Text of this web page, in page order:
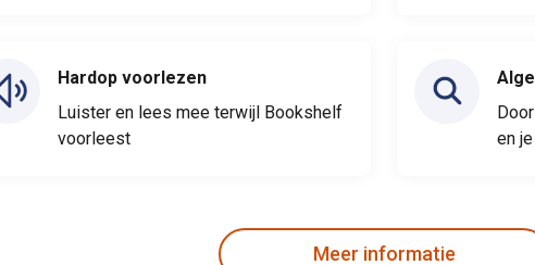
Hardop voorlezen
Luister en lees mee terwijl Bookshelf
voorleest
en
Meer informatie